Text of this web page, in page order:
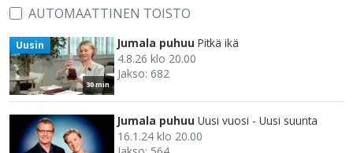
AUTOMAATTINEN TOISTO
30 min
Uusin Jumala puhuu Pitkä ikä
4.8.26 klo 20.00
Jakso: 682
Jumala puhuu Uusi vuosi - Uusi suunta
16.1.24 klo 20.00